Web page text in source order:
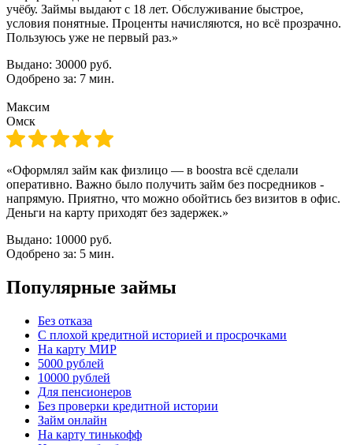
учёбу. Займы выдают с 18 лет. Обслуживание быстрое,
условия понятные. Проценты начисляются, но всё прозрачно.
Пользуюсь уже не первый раз.»
Выдано: 30000 руб.
Одобрено за: 7 мин.
Максим
Омск
«Оформлял займ как физлицо — в boostra всё сделали
оперативно. Важно было получить займ без посредников -
напрямую. Приятно, что можно обойтись без визитов в офис.
Деньги на карту приходят без задержек.»
Выдано: 10000 руб.
Одобрено за: 5 мин.
Популярные займы
Без отказа
С плохой кредитной историей и просрочками
На карту МИР
5000 рублей
10000 рублей
Для пенсионеров
Без проверки кредитной истории
Займ онлайн
На карту тинькофф